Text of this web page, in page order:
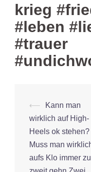
krieg
#leben
#trauer
Beitrags-
Navigation
⟵
Kann man
wirklich auf High-
Heels ok stehen?
Muss man
aufs Klo immer zu